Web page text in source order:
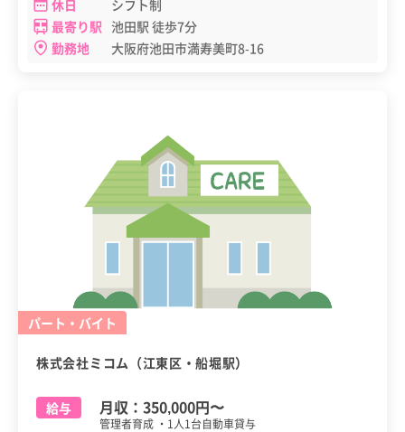
休日
シフト制
最寄り駅 池田駅 徒歩7分
勤務地
大阪府池田市満寿美町8-16
パート・バイト
株式会社ミコム（江東区・船堀駅）
給与 月収： 350,000円〜
管理者育成 ・1人1台自動車貸与